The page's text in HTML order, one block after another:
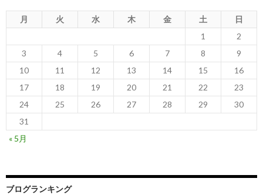
月 火 水 木 金 土
日
1
2
3
4 5 6 7 8
9
10
11 12 13 14 15
16
17
18 19 20 21 22
23
24
25 26 27 28 29
30
31
« 5月
ブログランキング